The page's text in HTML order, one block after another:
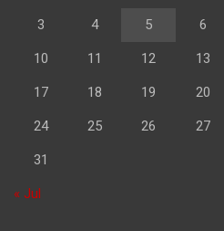
3 4 5 6
10 11 12 13
17 18 19 20
24 25 26 27
31
« Jul